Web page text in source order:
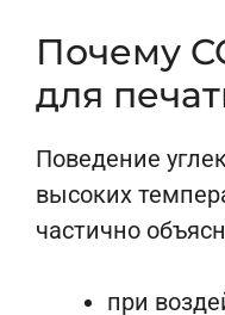
Почему
для
Поведение
высоких
частично
при